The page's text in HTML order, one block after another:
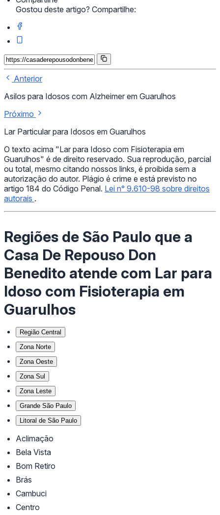
Gostou deste artigo? Compartilhe:
Anterior
Asilos para Idosos com Alzheimer em Guarulhos
Próximo
Lar Particular para Idosos em Guarulhos
O texto acima "Lar para Idoso com Fisioterapia em
Guarulhos" é de direito reservado. Sua reprodução, parcial
ou total, mesmo citando nossos links, é proibida sem a
autorização do autor. Plágio é crime e está previsto no
artigo 184 do Código Penal. Lei n° 9.610-98 sobre direitos
autorais .
Regiões de São Paulo que a
Casa De Repouso Don
Benedito atende com Lar para
Idoso com Fisioterapia em
Guarulhos
Região Central
Zona Norte
Zona Oeste
Zona Sul
Zona Leste
Grande São Paulo
Litoral de São Paulo
Aclimação
Bela Vista
Bom Retiro
Brás
Cambuci
Centro